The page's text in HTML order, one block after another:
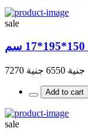
sale
جنية 6550 جنية 7270
Add to cart
sale